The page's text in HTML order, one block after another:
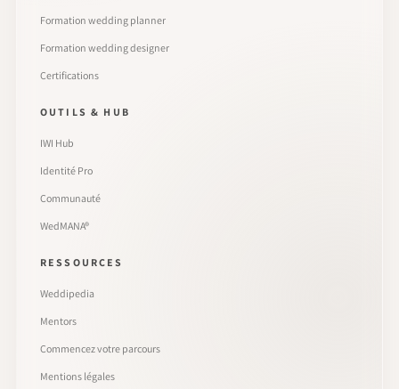
Formation wedding planner
Formation wedding designer
Certifications
OUTILS & HUB
IWI Hub
Identité Pro
Communauté
WedMANA®
RESSOURCES
Weddipedia
Mentors
Commencez votre parcours
Mentions légales